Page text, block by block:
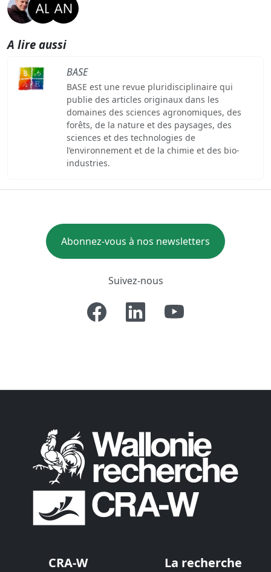
A lire aussi
BASE
BASE est une revue pluridisciplinaire qui
publie des articles originaux dans les
domaines des sciences agronomiques, des
forêts, de la nature et des paysages, des
sciences et des technologies de
l’environnement et de la chimie et des bio-
industries.
Abonnez-vous à nos newsletters
Suivez-nous
CRA-W La recherche